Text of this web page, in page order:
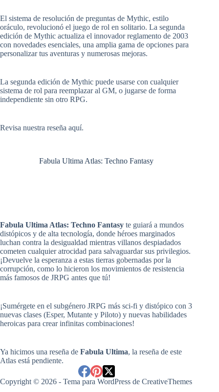
El sistema de resolución de preguntas de Mythic, estilo
oráculo, revolucionó el juego de rol en solitario. La segunda
edición de Mythic actualiza el innovador reglamento de 2003
con novedades esenciales, una amplia gama de opciones para
personalizar tus aventuras y numerosas mejoras.
La segunda edición de Mythic puede usarse con cualquier
sistema de rol para reemplazar al GM, o jugarse de forma
independiente sin otro RPG.
Revisa nuestra reseña aquí.
Fabula Ultima Atlas: Techno Fantasy
Fabula Ultima Atlas: Techno Fantasy te guiará a mundos
distópicos y de alta tecnología, donde héroes marginados
luchan contra la desigualdad mientras villanos despiadados
cometen cualquier atrocidad para salvaguardar sus privilegios.
¡Devuelve la esperanza a estas tierras gobernadas por la
corrupción, como lo hicieron los movimientos de resistencia
más famosos de JRPG antes que tú!
¡Sumérgete en el subgénero JRPG más sci-fi y distópico con 3
nuevas clases (Esper, Mutante y Piloto) y nuevas habilidades
heroicas para crear infinitas combinaciones!
Ya hicimos una reseña de Fabula Ultima, la reseña de este
Atlas está pendiente.
Copyright © 2026 - Tema para WordPress de CreativeThemes